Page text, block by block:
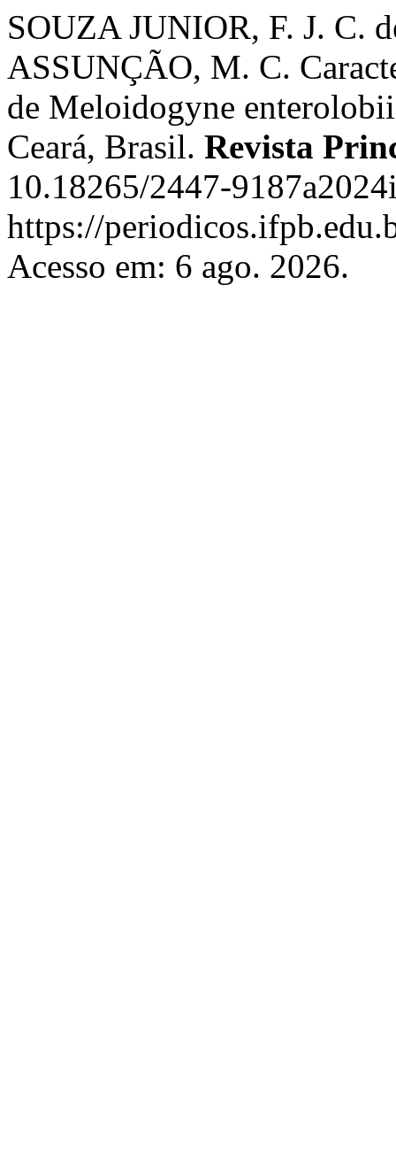
SOUZA JUNIOR, F. J. C.
ASSUNÇÃO, M. C.
de Meloidogyne
Ceará, Brasil. Revista
10.18265/2447-
https://
Acesso em: 6 ago. 2026.